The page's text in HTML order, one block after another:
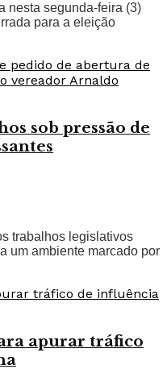
nesta segunda-feira (3)
para a eleição
sob pressão de
trabalhos legislativos
um ambiente marcado por
apurar tráfico